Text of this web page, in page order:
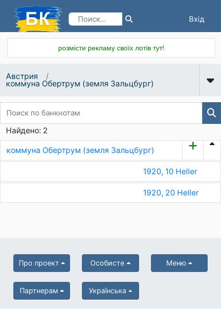
Вхід
розмісти рекламу своїх лотів тут!
Австрия
коммуна Обертрум (земля Зальцбург)
Найдено: 2
коммуна Обертрум (земля Зальцбург)
1920, 10 Heller
1920, 20 Heller
Про проект Особисте Меню
Партнерам Українська